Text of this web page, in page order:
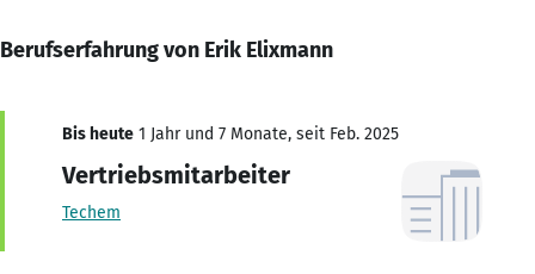
Berufserfahrung von Erik Elixmann
Bis heute 1 Jahr und 7 Monate, seit Feb. 2025
Vertriebsmitarbeiter
Techem